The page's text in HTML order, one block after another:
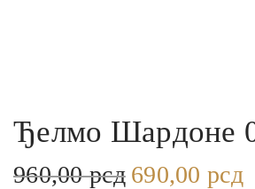
Ђелмо Шардоне
960,00рсд Оригинална
690,00рсд